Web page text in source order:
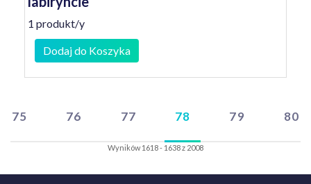
1 produkt/y
Dodaj do Koszyka
75 76 77 78 79 80
Wyników 1618 - 1638 z 2008